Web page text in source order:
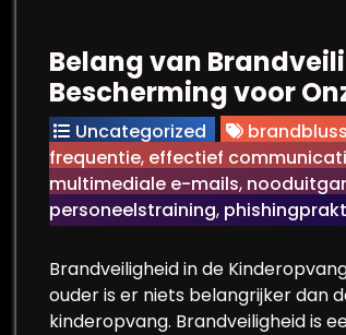
Belang van
Bescherming voor
Uncategorized
frequentie, effectief
multimediale e-mails,
personeelstraining,
Brandveiligheid in de
ouder is er niets belangrijker dan
kinderopvang. Brandveiligheid is